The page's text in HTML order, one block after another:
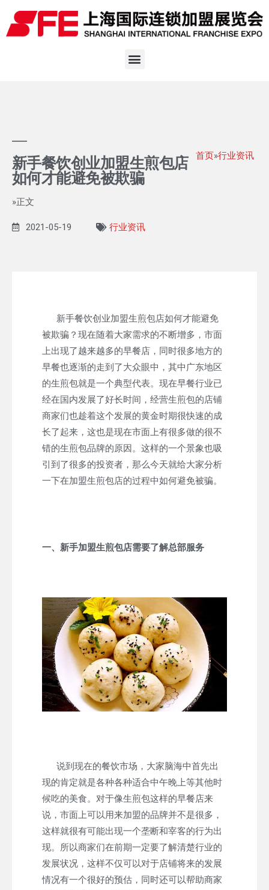
新手餐饮创业加盟生煎包店
如何才能避免被欺骗
首页»行业资讯
»正文
2021-05-19 行业资讯
新手餐饮创业加盟生煎包店如何才能避免
被欺骗？现在随着大家需求的不断增多，市面
上出现了越来越多的早餐店，同时很多地方的
早餐也逐渐的走到了大众眼中，其中广东地区
的生煎包就是一个典型代表。现在早餐行业已
经在国内发展了好长时间，经营生煎包的店铺
商家们也趁着这个发展的黄金时期很快速的成
长了起来，这也是现在市面上有很多做的很不
错的生煎包品牌的原因。这样的一个景象也吸
引到了很多的投资者，那么今天就给大家分析
一下在加盟生煎包店的过程中如何避免被骗。
一、新手加盟生煎包店需要了解总部服务
说到现在的餐饮市场，大家脑海中首先出
现的肯定就是各种各种适合中午晚上等其他时
候吃的美食。对于像生煎包这样的早餐店来
说，市面上可以用来加盟的品牌并不是很多，
这样就很有可能出现一个垄断和宰客的行为出
现。所以商家们在前期一定要了解清楚行业的
发展状况，这样不仅可以对于店铺将来的发展
情况有一个很好的预估，同时还可以帮助商家